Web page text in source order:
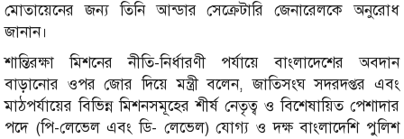
মোতায়েনের জন্য তিনি আন্ডার সেক্রেটারি জেনারেলকে অনুরোধ
জানান।
শান্তিরক্ষা মিশনের নীতি-নির্ধারণী পর্যায়ে বাংলাদেশের অবদান
বাড়ানোর ওপর জোর দিয়ে মন্ত্রী বলেন, জাতিসংঘ সদরদপ্তর এবং
মাঠপর্যায়ের বিভিন্ন মিশনসমূহের শীর্ষ নেতৃত্ব ও বিশেষায়িত পেশাদার
পদে (পি-লেভেল এবং ডি- লেভেল) যোগ্য ও দক্ষ বাংলাদেশি পুলিশ